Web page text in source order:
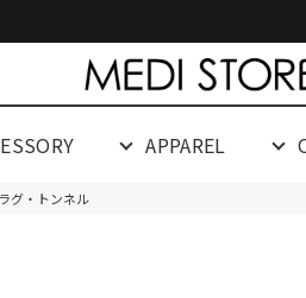
APPAREL
グ・トンネル